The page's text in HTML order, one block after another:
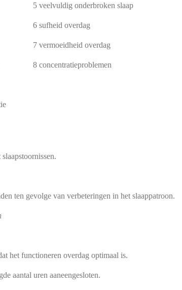
5 veelvuldig onderbroken slaap
6 sufheid overdag
7 vermoeidheid overdag
8 concentratieproblemen
ten gevolge van verbete­ringen in het slaappa­troon.
het functioneren overdag opti­maal is.
aantal uren aaneengeslo­ten.